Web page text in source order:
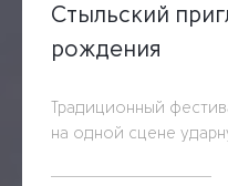
Стыльский
рождения
Традиционный
на одной сцене